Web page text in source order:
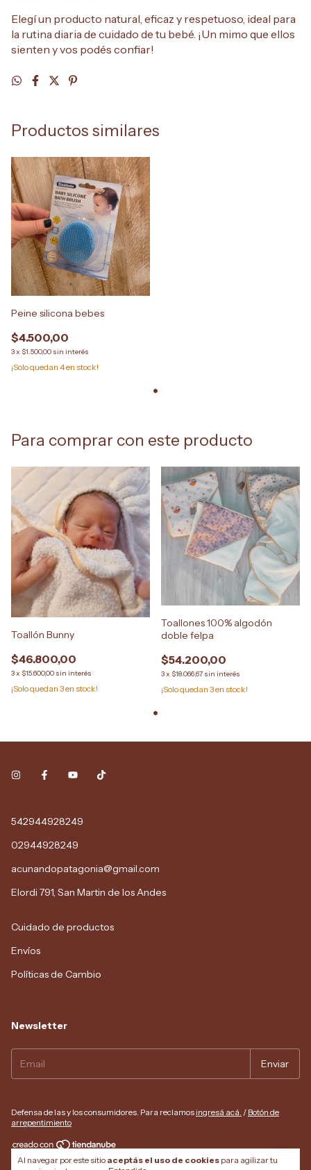
Al navegar por este sitio aceptás el uso de cookies para agilizar tu
Elegí un producto natural, eficaz y respetuoso, ideal para
la rutina diaria de cuidado de tu bebé. ¡Un mimo que ellos
sienten y vos podés confiar!
Productos similares
Peine silicona bebes
$4.500,00
3x $1.500,00 sin interés
¡Solo quedan 4en stock!
Para comprar con este producto
Toallón Bunny
$46.800,00
3x $15.600,00 sin interés
¡Solo quedan 3en stock!
Toallones 100% algodón
doble felpa
$54.200,00
3x $18.066,67 sin interés
¡Solo quedan 3en stock!
542944928249
02944928249
acunandopatagonia@gmail.com
Elordi 791, San Martin de los Andes
Cuidado de productos
Envíos
Políticas de Cambio
Newsletter
Defensa de las y los consumidores. Para reclamos ingresá acá. / Botón de
arrepentimiento
Copyright Acunando Patagonia - 2026. Todos los derechos reservados.